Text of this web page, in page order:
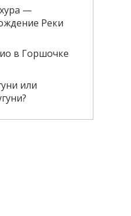
—
Реки
в Горшочке
или